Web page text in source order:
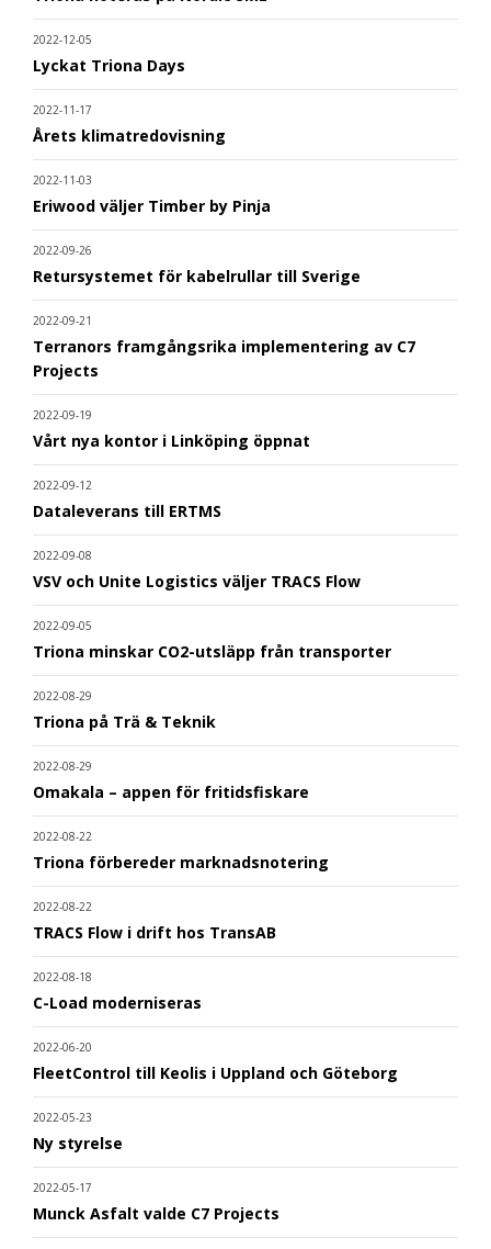
2022-12-05
Lyckat Triona Days
2022-11-17
Årets klimatredovisning
2022-11-03
Eriwood väljer Timber by Pinja
2022-09-26
Retursystemet för kabelrullar till Sverige
2022-09-21
Terranors framgångsrika implementering av C7
Projects
2022-09-19
Vårt nya kontor i Linköping öppnat
2022-09-12
Dataleverans till ERTMS
2022-09-08
VSV och Unite Logistics väljer TRACS Flow
2022-09-05
Triona minskar CO2-utsläpp från transporter
2022-08-29
Triona på Trä & Teknik
2022-08-29
Omakala – appen för fritidsfiskare
2022-08-22
Triona förbereder marknadsnotering
2022-08-22
TRACS Flow i drift hos TransAB
2022-08-18
C-Load moderniseras
2022-06-20
FleetControl till Keolis i Uppland och Göteborg
2022-05-23
Ny styrelse
2022-05-17
Munck Asfalt valde C7 Projects